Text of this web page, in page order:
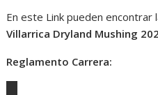
En este Link pueden encontrar
Villarrica Dryland Mushing
Reglamento Carrera: